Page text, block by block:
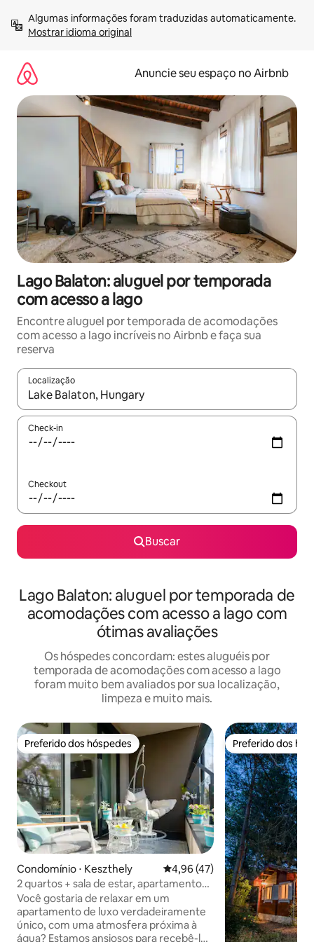
para
Mostrar idioma original
Anuncie seu espaço no Airbnb
Lago Balaton: aluguel por temporada
com acesso a lago
Encontre aluguel por temporada de acomodações
com acesso a lago incríveis no Airbnb e faça sua
reserva
Localização
Quando os resultados estiverem disponíveis, explore-os
Check-in
Checkout
Buscar
Lago Balaton: aluguel por temporada de
acomodações com acesso a lago com
ótimas avaliações
Os hóspedes concordam: estes aluguéis por
temporada de acomodações com acesso a lago
foram muito bem avaliados por sua localização,
limpeza e muito mais.
Preferido dos hóspedes
Preferido dos hóspedes
Condomínio ⋅ Keszthely 4,96 de uma avaliação média
4,96 (47)
2 quartos + sala de estar, apartamento
de luxo novo perto da água
Você gostaria de relaxar em um
apartamento de luxo verdadeiramente
único, com uma atmosfera próxima à
água? Estamos ansiosos para recebê-lo
Preferido dos
Preferido dos